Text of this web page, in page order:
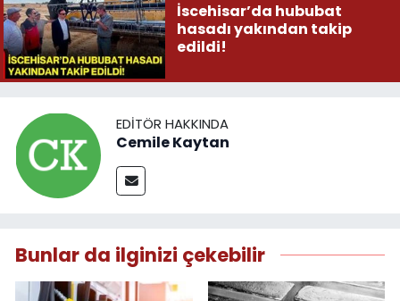
İscehisar’da hububat
hasadı yakından takip
edildi!
EDITÖR HAKKINDA
Cemile Kaytan
Bunlar da ilginizi çekebilir